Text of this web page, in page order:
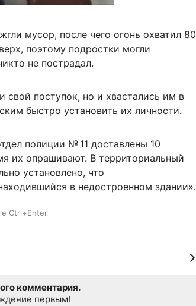
мусор, после чего огонь охватил 80
поэтому подростки могли
не пострадал.
поступок, но и хвастались им в
быстро установить их личности.
полиции № 11 доставлены 10
их опрашивают. В территориальный
установлено, что
в недостроенном здании».
Ctrl+Enter
комментария.
первым!